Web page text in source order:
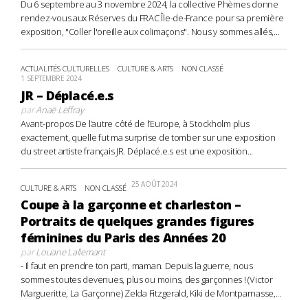
Du 6 septembre au 3 novembre 2024, la collective Phèmes donne
rendez-vous aux Réserves du FRAC Île-de-France pour sa première
exposition, "Coller l'oreille aux colimaçons". Nous y sommes allés,...
ACTUALITÉS CULTURELLES CULTURE & ARTS NON CLASSÉ
1 SEPTEMBRE 2024
JR – Déplacé.e.s
parAnaë Leffray
Avant-propos De l’autre côté de l’Europe, à Stockholm plus
exactement, quelle fut ma surprise de tomber sur une exposition
du street artiste français JR. Déplacé.e.s est une exposition...
CULTURE & ARTS NON CLASSÉ 25 AOÛT 2024
Coupe à la garçonne et charleston –
Portraits de quelques grandes figures
féminines du Paris des Années 20
parLouane Lallemant
- Il faut en prendre ton parti, maman. Depuis la guerre, nous
sommes toutes devenues, plus ou moins, des garçonnes ! (Victor
Margueritte, La Garçonne) Zelda Fitzgerald, Kiki de Montparnasse,...